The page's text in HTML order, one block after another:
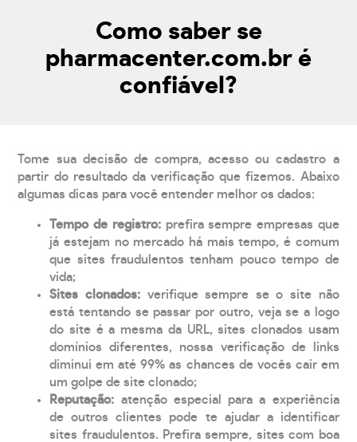
Como saber se
pharmacenter.com.br é
confiável?
Tome sua decisão de compra, acesso ou cadastro a
partir do resultado da verificação que fizemos. Abaixo
algumas dicas para você entender melhor os dados:
Tempo de registro: prefira sempre empresas que
já estejam no mercado há mais tempo, é comum
que sites fraudulentos tenham pouco tempo de
vida;
Sites clonados: verifique sempre se o site não
está tentando se passar por outro, veja se a logo
do site é a mesma da URL, sites clonados usam
domínios diferentes, nossa verificação de links
diminui em até 99% as chances de vocês cair em
um golpe de site clonado;
Reputação: atenção especial para a experiência
de outros clientes pode te ajudar a identificar
sites fraudulentos. Prefira sempre, sites com boa